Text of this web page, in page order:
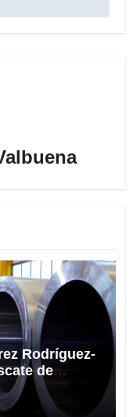
Rodríguez-
de